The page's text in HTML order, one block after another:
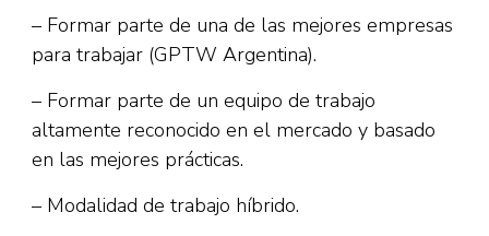
– Formar parte de una de las mejores empresas
para trabajar (GPTW Argentina).
– Formar parte de un equipo de trabajo
altamente reconocido en el mercado y basado
en las mejores prácticas.
– Modalidad de trabajo híbrido.